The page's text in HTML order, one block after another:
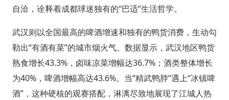
自洽，诠释着成都球迷独有的“巴适”生活哲学。
武汉则以全国最高的啤酒增速和独有的鸭货消费，生动勾
勒出“有酒有菜”的城市烟火气。数据显示，武汉地区鸭货
熟食增长43.3%，卤味凉菜增幅达36.7%；酒类整体增长
为40%，啤酒增幅高达43.6%。当“精武鸭脖”遇上“冰镇啤
酒”，这种硬核的观赛搭配，淋漓尽致地展现了江城人热